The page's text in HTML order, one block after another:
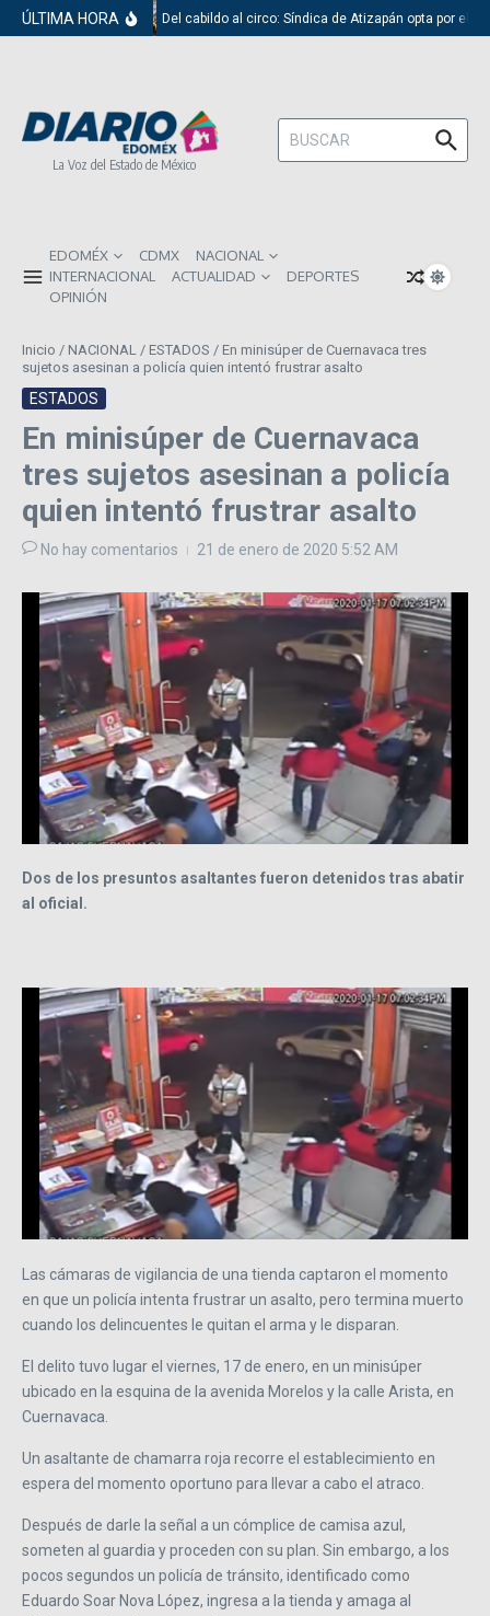
Saltar al contenido
ÚLTIMA HORA Del cabildo al circo: Síndica de Atizapán opta por el
La Voz del Estado de México
Buscar:
EDOMÉX CDMX
NACIONAL
INTERNACIONAL
ACTUALIDAD
DEPORTES
OPINIÓN
Inicio / NACIONAL / ESTADOS / En minisúper de Cuernavaca tres
sujetos asesinan a policía quien intentó frustrar asalto
ESTADOS
En minisúper de Cuernavaca
tres sujetos asesinan a policía
quien intentó frustrar asalto
No hay comentarios 21 de enero de 2020 5:52 AM
Dos de los presuntos asaltantes fueron detenidos tras abatir
al oficial.
Las cámaras de vigilancia de una tienda captaron el momento
en que un policía intenta frustrar un asalto, pero termina muerto
cuando los delincuentes le quitan el arma y le disparan.
El delito tuvo lugar el viernes, 17 de enero, en un minisúper
ubicado en la esquina de la avenida Morelos y la calle Arista, en
Cuernavaca.
Un asaltante de chamarra roja recorre el establecimiento en
espera del momento oportuno para llevar a cabo el atraco.
Después de darle la señal a un cómplice de camisa azul,
someten al guardia y proceden con su plan. Sin embargo, a los
pocos segundos un policía de tránsito, identificado como
Eduardo Soar Nova López, ingresa a la tienda y amaga al